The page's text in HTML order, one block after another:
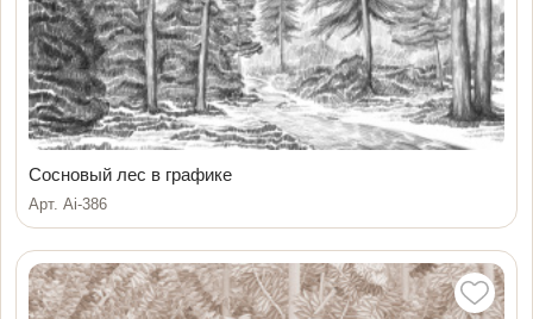
Сосновый лес в графике
Арт. Ai-386